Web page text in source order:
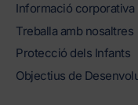
Informació corporativa
Treballa amb nosaltres
Protecció dels Infants
Objectius de